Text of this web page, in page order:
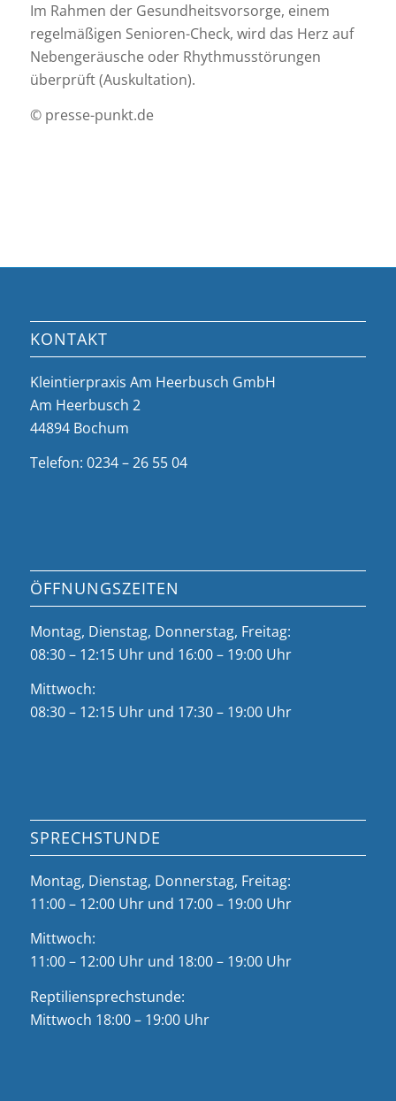
Im Rahmen der Gesundheitsvorsorge, einem
regelmäßigen Senioren-Check, wird das Herz auf
Nebengeräusche oder Rhythmusstörungen
überprüft (Auskultation).
© presse-punkt.de
KONTAKT
Kleintierpraxis Am Heerbusch GmbH
Am Heerbusch 2
44894 Bochum
Telefon: 0234 – 26 55 04
ÖFFNUNGSZEITEN
Montag, Dienstag, Donnerstag, Freitag:
08:30 – 12:15 Uhr und 16:00 – 19:00 Uhr
Mittwoch:
08:30 – 12:15 Uhr und 17:30 – 19:00 Uhr
SPRECHSTUNDE
Montag, Dienstag, Donnerstag, Freitag:
11:00 – 12:00 Uhr und 17:00 – 19:00 Uhr
Mittwoch:
11:00 – 12:00 Uhr und 18:00 – 19:00 Uhr
Reptiliensprechstunde:
Mittwoch 18:00 – 19:00 Uhr